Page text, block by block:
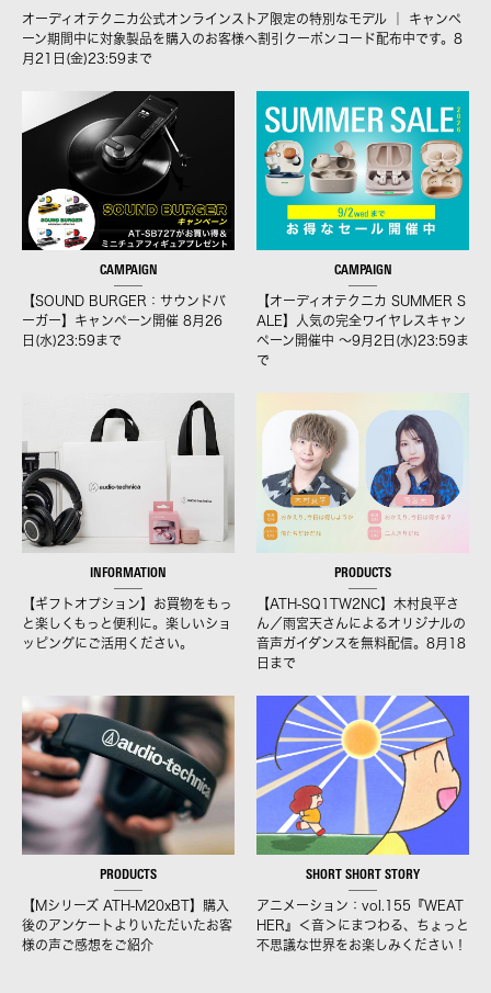
オーディオテクニカ公式オンラインストア限定の特別なモデル ｜ キャンペ
ーン期間中に対象製品を購入のお客様へ割引クーポンコード配布中です。8
月21日(金)23:59まで
CAMPAIGN
【SOUND BURGER：サウンドバ
ーガー】キャンペーン開催 8月26
日(水)23:59まで
CAMPAIGN
【オーディオテクニカ SUMMER S
ALE】人気の完全ワイヤレスキャン
ペーン開催中 ～9月2日(水)23:59ま
で
INFORMATION
【ギフトオプション】お買物をもっ
と楽しくもっと便利に。楽しいショ
ッピングにご活用ください。
PRODUCTS
【ATH-SQ1TW2NC】木村良平さ
ん／雨宮天さんによるオリジナルの
音声ガイダンスを無料配信。8月18
日まで
PRODUCTS
【Mシリーズ ATH-M20xBT】購入
後のアンケートよりいただいたお客
様の声ご感想をご紹介
SHORT SHORT STORY
アニメーション：vol.155『WEAT
HER』＜音＞にまつわる、ちょっと
不思議な世界をお楽しみください！